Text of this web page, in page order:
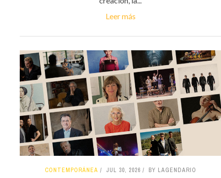
Leer más
CONTEMPORÁNEA JUL 30, 2026 BY LAGENDARIO